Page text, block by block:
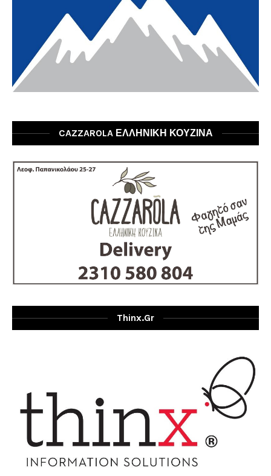
CAZZAROLA ΕΛΛΗΝΙΚΗ ΚΟΥΖΙΝΑ
Thinx.gr